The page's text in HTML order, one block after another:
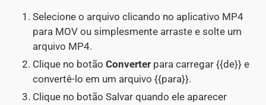
Selecione o arquivo clicando no aplicativo MP4
para MOV ou simplesmente arraste e solte um
arquivo MP4.
Clique no botão Converter para carregar {{de}} e
convertê-lo em um arquivo {{para}}.
Clique no botão Salvar quando ele aparecer